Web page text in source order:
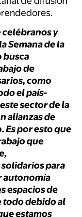
celébranos y
Semana de la
busca
de
como
el país-
sector de la
alianzas de
por esto que
que
para
autonomía
espacios de
todo debido al
estamos